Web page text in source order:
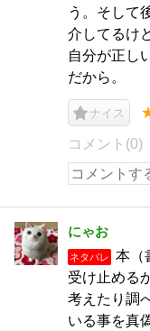
う。そして
介してるけ
自分が正し
だから。
ナイス
コメント(0)
にゃお
ネタバレ
本（
受け止める
考えたり調
いる事を真